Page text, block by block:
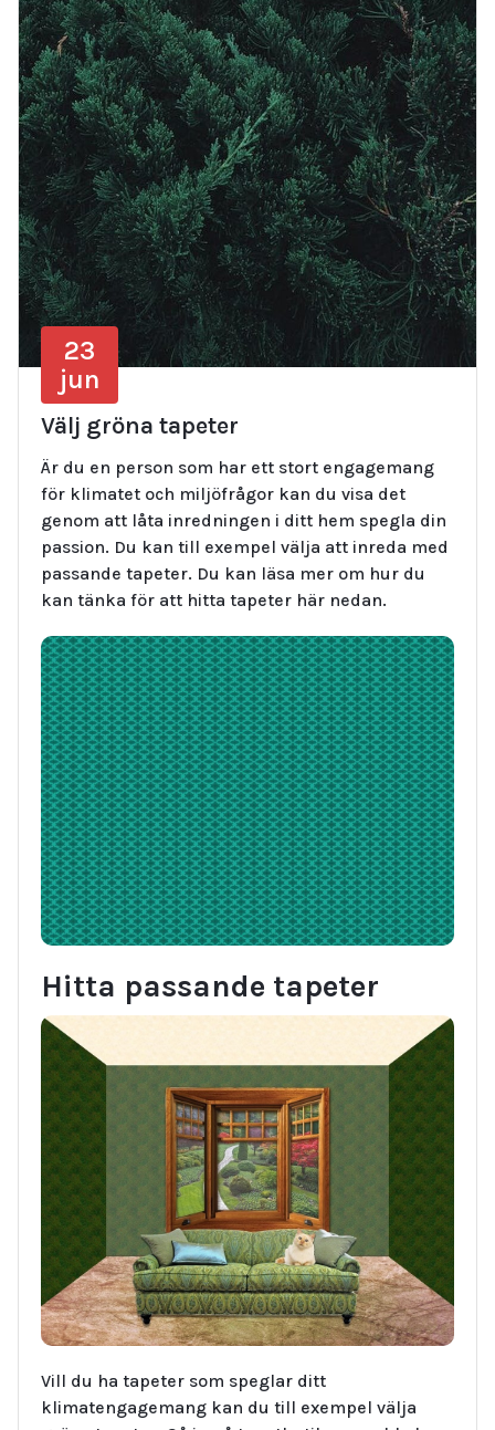
23
jun
Välj gröna tapeter
Är du en person som har ett stort engagemang
för klimatet och miljöfrågor kan du visa det
genom att låta inredningen i ditt hem spegla din
passion. Du kan till exempel välja att inreda med
passande tapeter. Du kan läsa mer om hur du
kan tänka för att hitta tapeter här nedan.
Hitta passande tapeter
Vill du ha tapeter som speglar ditt
klimatengagemang kan du till exempel välja